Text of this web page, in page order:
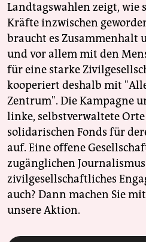
Landtagswahlen zeigt, wie
Kräfte inzwischen
braucht es Zusammenhalt
und vor allem mit den
für eine starke
kooperiert deshalb mit
Zentrum". Die Kampagne
linke, selbstverwaltete
solidarischen Fonds für
auf. Eine offene
zugänglichen
zivilgesellschaftliches
auch? Dann machen Sie
unsere Aktion.